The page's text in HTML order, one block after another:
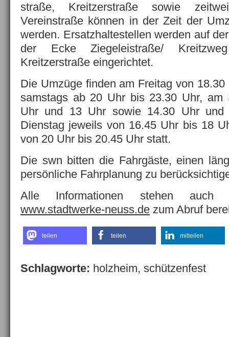
straße, Kreitzerstraße sowie
Vereinstraße können in der Zeit der
werden. Ersatzhaltestellen werden auf
der Ecke Ziegeleistraße/
Kreitzerstraße eingerichtet.
Die Umzüge finden am Freitag von
samstags ab 20 Uhr bis 23.30 Uhr, am
Uhr und 13 Uhr sowie 14.30 Uhr und
Dienstag jeweils von 16.45 Uhr bis 18
von 20 Uhr bis 20.45 Uhr statt.
Die swn bitten die Fahrgäste, einen
persönliche Fahrplanung zu
Alle Informationen stehen
www.stadtwerke-neuss.de zum Abruf
teilen teilen mitteilen
Schlagworte: holzheim, schützenfest